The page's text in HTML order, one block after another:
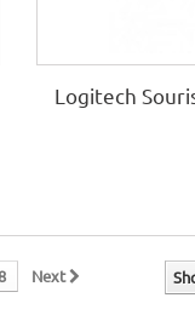
Logitech
Next